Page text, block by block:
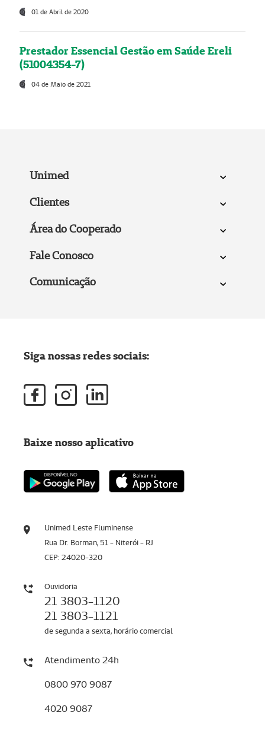
01 de Abril de 2020
Prestador Essencial Gestão em Saúde Ereli
(51004354-7)
04 de Maio de 2021
Unimed
Clientes
Área do Cooperado
Fale Conosco
Comunicação
Unimed Leste Fluminense
Rua Dr. Borman, 51 - Niterói - RJ
CEP: 24020-320
Ouvidoria
21 3803-1120
21 3803-1121
de segunda a sexta, horário comercial
Atendimento 24h
0800 970 9087
4020 9087
Siga nossas redes sociais:
Baixe nosso aplicativo